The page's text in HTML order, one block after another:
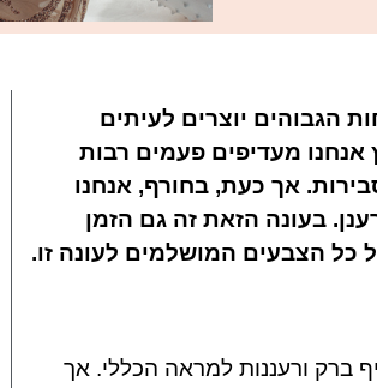
הגבוהים יוצרים לעיתים
אנחנו מעדיפים פעמים רבות
אך כעת, בחורף, אנחנו
בעונה הזאת זה גם הזמן
ברק ורעננות למראה הכללי. אך